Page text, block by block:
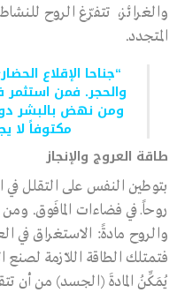
والغرائز، تتفرّغ الروح
المتجدد.
“جناحا الإقلاع
والحجر. فمن استثمر
ومن نهض بالبشر
مكتوفاً لا
طاقة العروج والإنجاز
بتوطين النفس على التقلل في
روحاًـ في فضاءات المافَوق. ومن
والروح مادةً: الاستغراق في
فتمتلك الطاقة اللاّزمة لصنع
يُمَكِّنُ المادةَ (الجسد) من أن